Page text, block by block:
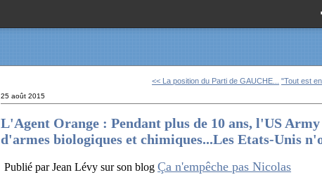
<< La position du Parti de GAUCHE... "Tout est
25 août 2015
L'Agent Orange : Pendant plus de 10 ans, l'US
d'armes biologiques et chimiques...Les Etats-Unis
Publié par Jean Lévy sur son blogÇa n'empêche pas Nicolas